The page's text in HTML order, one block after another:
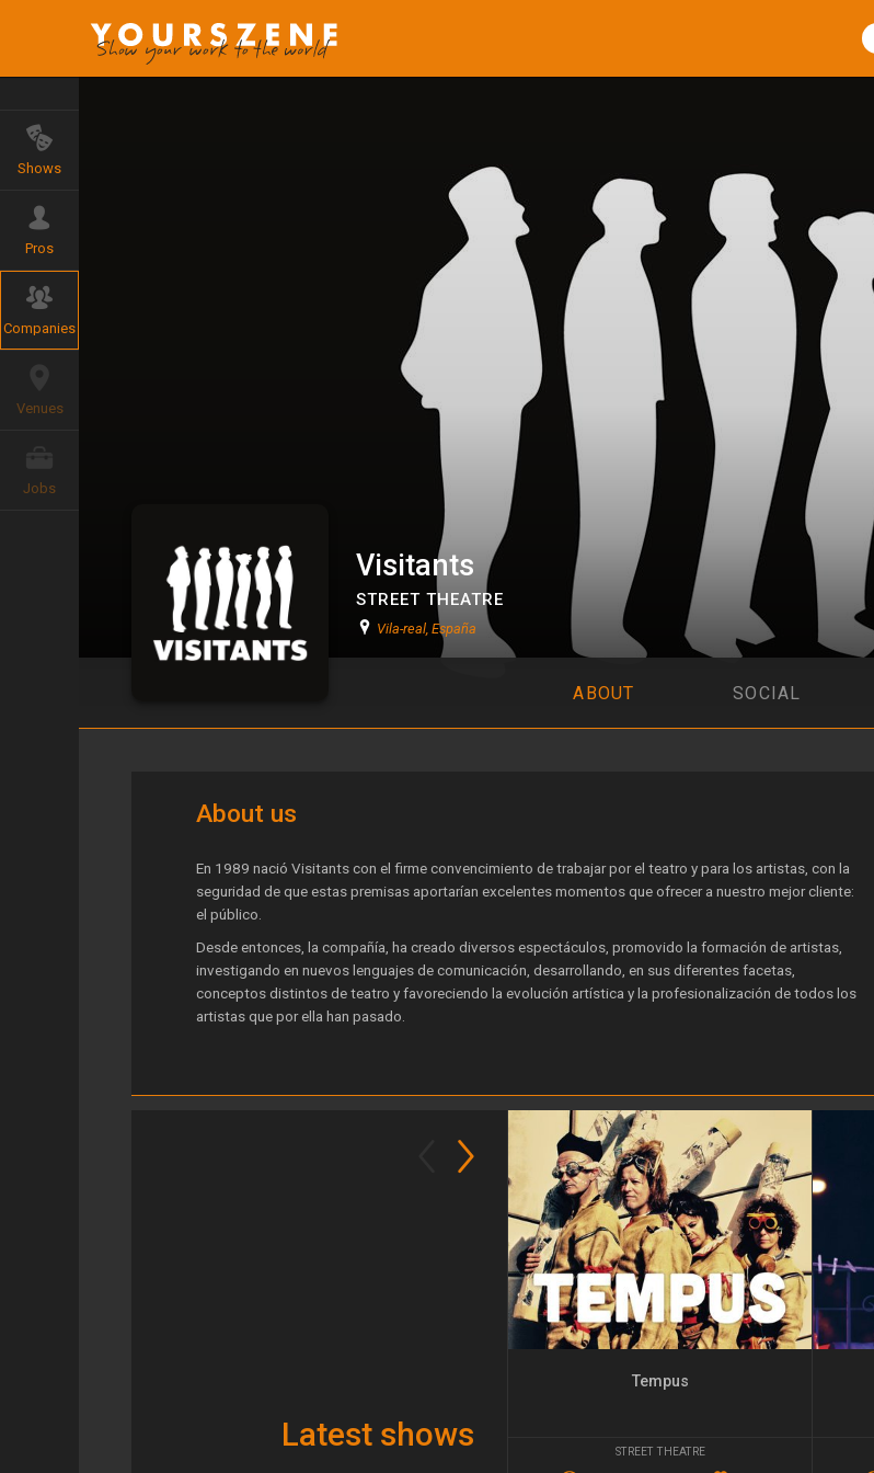
Shows
Pros
Companies
Venues
Jobs
Visitants
STREET THEATRE
Vila-real, España
ABOUT SOCIAL
About us
En 1989 nació Visitants con el firme convencimiento de trabajar por el teatro y para los artistas, con la
seguridad de que estas premisas aportarían excelentes momentos que ofrecer a nuestro mejor cliente:
el público.
Desde entonces, la compañía, ha creado diversos espectáculos, promovido la formación de artistas,
investigando en nuevos lenguajes de comunicación, desarrollando, en sus diferentes facetas,
conceptos distintos de teatro y favoreciendo la evolución artística y la profesionalización de todos los
artistas que por ella han pasado.
Latest shows
Tempus
STREET THEATRE